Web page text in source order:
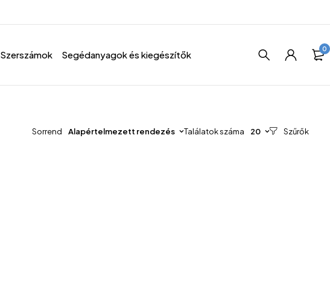
Szerszámok Segédanyagok és kiegészítők 0
Sorrend Alapértelmezett rendezés Találatok száma 20